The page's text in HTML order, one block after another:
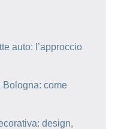
auto: l’approccio
Bologna: come
design,